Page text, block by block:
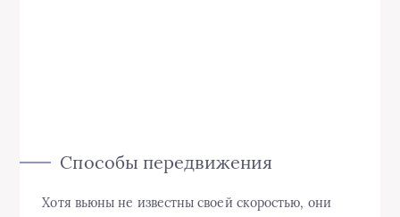
Способы передвижения
Хотя вьюны не известны своей скоростью, они